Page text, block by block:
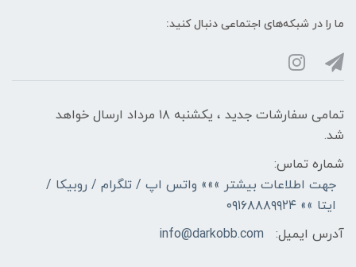
ما را در شبکه‌های اجتماعی دنبال کنید:
تمامی سفارشات جدید ، یکشنبه ۱۸ مرداد ارسال خواهد
شد.
شماره تماس:
جهت اطلاعات بیشتر »»» واتس اپ / تلگرام / روبیکا /
ایتا »» ۰۹۱۶۸۸۸۹۹۲۴
آدرس ایمیل:
info@darkobb.com